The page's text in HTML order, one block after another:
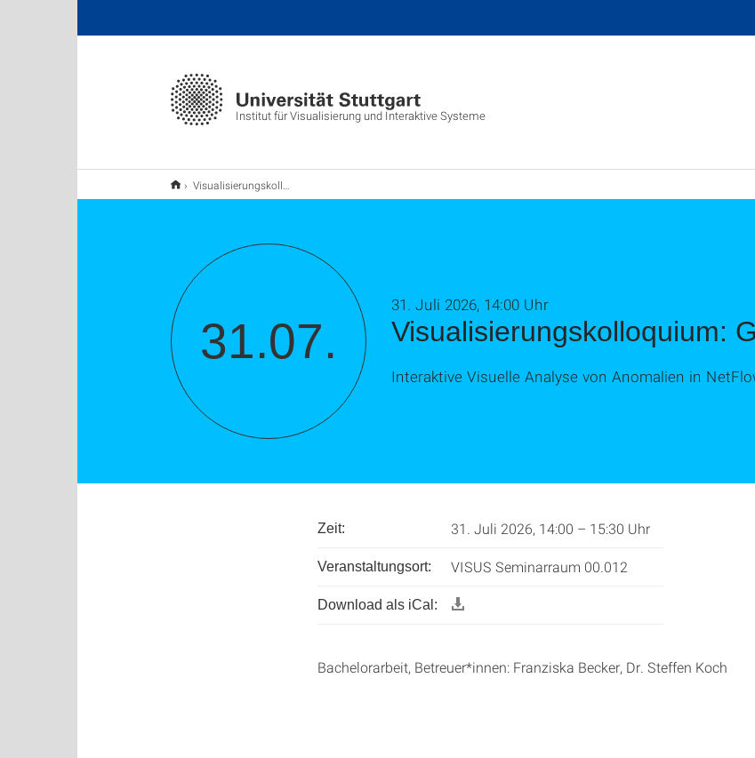
Institut für Visualisierung und Interaktive Systeme
Visualisierungskolloquium: Giulia Titze
31.07. Visualisierungskolloquium:
31. Juli 2026, 14:00 Uhr
Interaktive Visuelle Analyse von Anomalien in
Zeit: 31. Juli 2026, 14:00 – 15:30 Uhr
Veranstaltungsort: VISUS Seminarraum 00.012
Download als iCal:
Bachelorarbeit, Betreuer*innen: Franziska Becker, Dr. Steffen Koch